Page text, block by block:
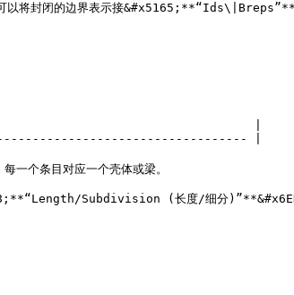
可以将封闭的边界表示接
|
个条目对应一个壳体或梁。
Subdivision (长度/细分